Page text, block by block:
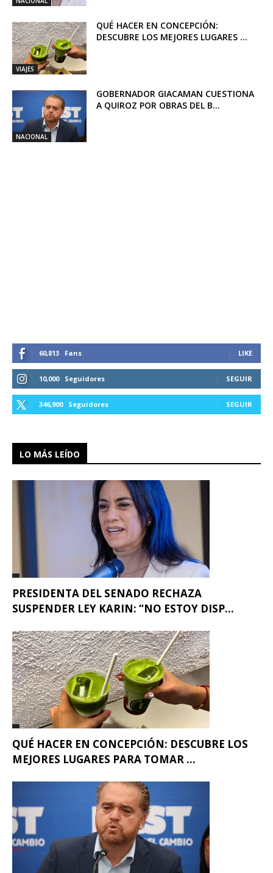
VIAJES
QUÉ HACER EN CONCEPCIÓN:
DESCUBRE LOS MEJORES LUGARES ...
NACIONAL
GOBERNADOR GIACAMAN CUESTIONA
A QUIROZ POR OBRAS DEL B...
60,813 Fans LIKE
10,000 Seguidores SEGUIR
346,900 Seguidores SEGUIR
LO MÁS LEÍDO
PRESIDENTA DEL SENADO RECHAZA
SUSPENDER LEY KARIN: “NO ESTOY DISP...
QUÉ HACER EN CONCEPCIÓN: DESCUBRE LOS
MEJORES LUGARES PARA TOMAR ...